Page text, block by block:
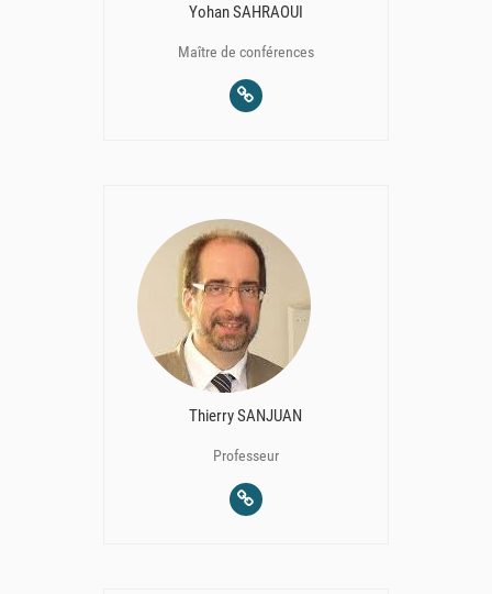
Yohan SAHRAOUI
Maître de conférences
Thierry SANJUAN
Professeur